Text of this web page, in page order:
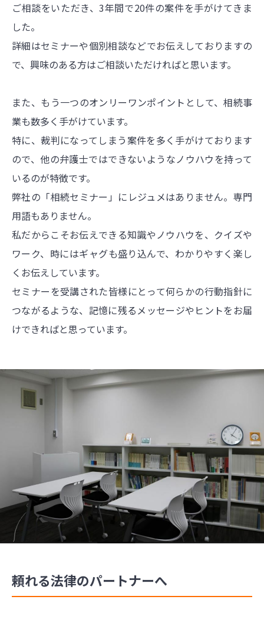
ご相談をいただき、3年間で20件の案件を手がけてきま
した。
詳細はセミナーや個別相談などでお伝えしておりますの
で、興味のある方はご相談いただければと思います。
また、もう一つのオンリーワンポイントとして、相続事
業も数多く手がけています。
特に、裁判になってしまう案件を多く手がけております
ので、他の弁護士ではできないようなノウハウを持って
いるのが特徴です。
弊社の「相続セミナー」にレジュメはありません。専門
用語もありません。
私だからこそお伝えできる知識やノウハウを、クイズや
ワーク、時にはギャグも盛り込んで、わかりやすく楽し
くお伝えしています。
セミナーを受講された皆様にとって何らかの行動指針に
つながるような、記憶に残るメッセージやヒントをお届
けできればと思っています。
頼れる法律のパートナーへ